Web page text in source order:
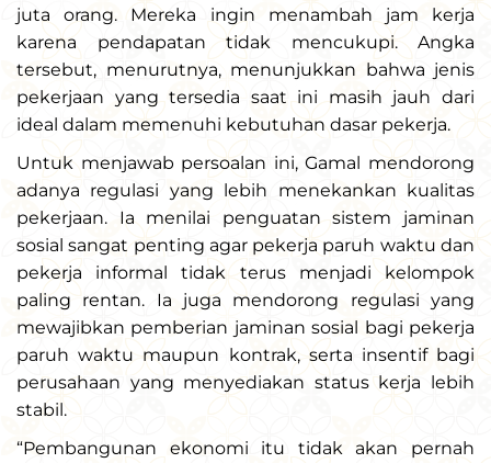
juta orang. Mereka ingin menambah jam kerja
karena pendapatan tidak mencukupi. Angka
tersebut, menurutnya, menunjukkan bahwa jenis
pekerjaan yang tersedia saat ini masih jauh dari
ideal dalam memenuhi kebutuhan dasar pekerja.
Untuk menjawab persoalan ini, Gamal mendorong
adanya regulasi yang lebih menekankan kualitas
pekerjaan. Ia menilai penguatan sistem jaminan
sosial sangat penting agar pekerja paruh waktu dan
pekerja informal tidak terus menjadi kelompok
paling rentan. Ia juga mendorong regulasi yang
mewajibkan pemberian jaminan sosial bagi pekerja
paruh waktu maupun kontrak, serta insentif bagi
perusahaan yang menyediakan status kerja lebih
stabil.
“Pembangunan ekonomi itu tidak akan pernah